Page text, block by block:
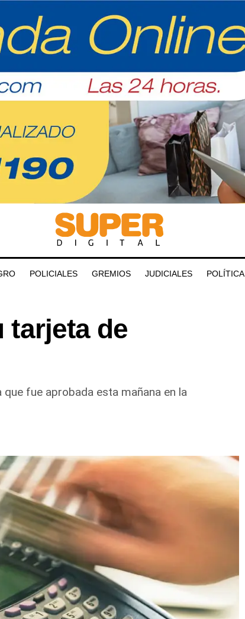
POLICIALES GREMIOS JUDICIALES POLÍTICA
tarjeta de
fue aprobada esta mañana en la